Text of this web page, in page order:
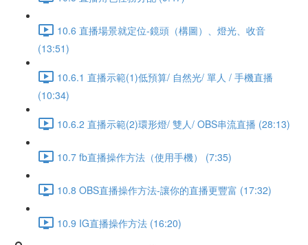
10.6 直播場景就定位-鏡頭（構圖）、燈光、收音
(13:51)
10.6.1 直播示範(1)低預算/ 自然光/ 單人 / 手機直播
(10:34)
10.6.2 直播示範(2)環形燈/ 雙人/ OBS串流直播 (28:13)
10.7 fb直播操作方法（使用手機） (7:35)
10.8 OBS直播操作方法-讓你的直播更豐富 (17:32)
10.9 IG直播操作方法 (16:20)